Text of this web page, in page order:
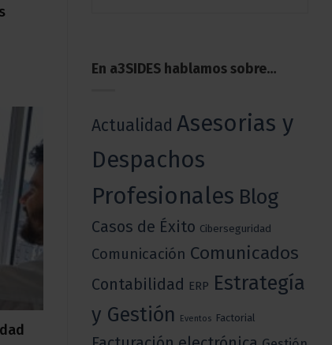
En a3SIDES hablamos sobre…
Actualidad Asesorias y
Despachos
Profesionales Blog
Casos de Éxito Ciberseguridad
Comunicación Comunicados
Contabilidad ERP Estrategía
y Gestión
Eventos Factorial